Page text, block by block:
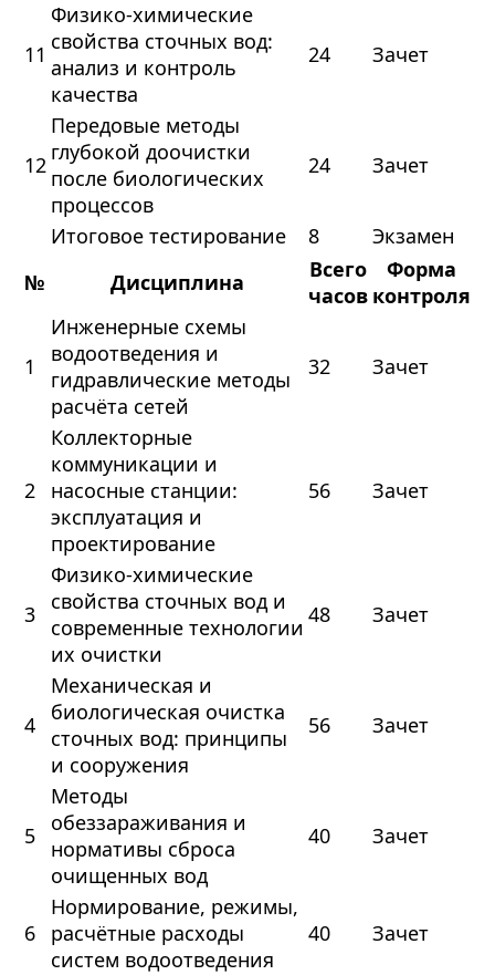
11
Физико-химические
свойства сточных вод:
анализ и контроль
качества
24 Зачет
12
Передовые методы
глубокой доочистки
после биологических
процессов
24 Зачет
Итоговое тестирование 8
Экзамен
№
Дисциплина
Всего
часов
Форма
контроля
1
Инженерные схемы
водоотведения и
гидравлические методы
расчёта сетей
32 Зачет
2
Коллекторные
коммуникации и
насосные станции:
эксплуатация и
проектирование
56 Зачет
3
Физико-химические
свойства сточных вод и
современные технологии
их очистки
48 Зачет
4
Механическая и
биологическая очистка
сточных вод: принципы
и сооружения
56 Зачет
5
Методы
обеззараживания и
нормативы сброса
очищенных вод
40 Зачет
6
Нормирование, режимы,
расчётные расходы
систем водоотведения
40 Зачет